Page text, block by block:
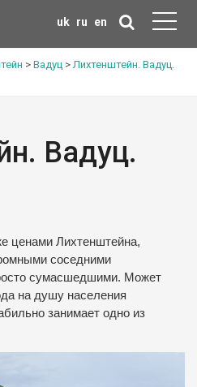
uk ru en
> Вадуц >Лихтенштейн. Вадуц.
Вадуц.
ценами Лихтенштейна,
соседними
сумасшедшими. Может
на душу населения
занимает одно из